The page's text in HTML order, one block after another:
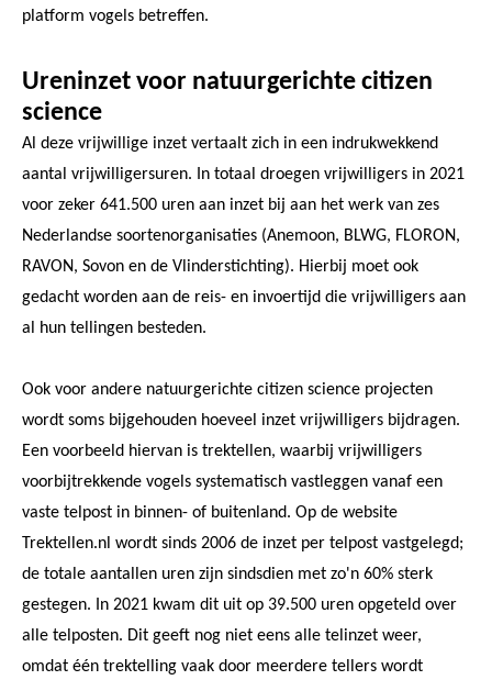
platform vogels betreffen.
Ureninzet voor natuurgerichte citizen
science
Al deze vrijwillige inzet vertaalt zich in een indrukwekkend
aantal vrijwilligersuren. In totaal droegen vrijwilligers in 2021
voor zeker 641.500 uren aan inzet bij aan het werk van zes
Nederlandse soortenorganisaties (Anemoon, BLWG, FLORON,
RAVON, Sovon en de Vlinderstichting). Hierbij moet ook
gedacht worden aan de reis- en invoertijd die vrijwilligers aan
al hun tellingen besteden.
Ook voor andere natuurgerichte citizen science projecten
wordt soms bijgehouden hoeveel inzet vrijwilligers bijdragen.
Een voorbeeld hiervan is trektellen, waarbij vrijwilligers
voorbijtrekkende vogels systematisch vastleggen vanaf een
vaste telpost in binnen- of buitenland. Op de website
Trektellen.nl wordt sinds 2006 de inzet per telpost vastgelegd;
de totale aantallen uren zijn sindsdien met zo'n 60% sterk
gestegen. In 2021 kwam dit uit op 39.500 uren opgeteld over
alle telposten. Dit geeft nog niet eens alle telinzet weer,
omdat één trektelling vaak door meerdere tellers wordt